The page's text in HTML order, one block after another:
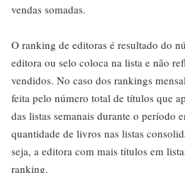
vendas somadas.
O ranking de editoras é resultado do
editora ou selo coloca na lista e não
vendidos. No caso dos rankings
feita pelo número total de títulos que
das listas semanais durante o período
quantidade de livros nas listas
seja, a editora com mais títulos em
ranking.